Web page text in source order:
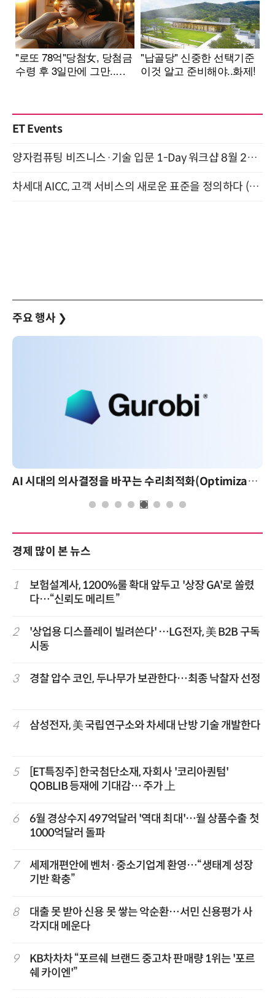
ET Events
양자컴퓨팅 비즈니스·기술 입문 1-Day 워크샵 8월 28일 개최
차세대 AICC, 고객 서비스의 새로운 표준을 정의하다 (9/9)
주요 행사 ❯
AI 시대의 의사결정을 바꾸는 수리최적화(Optimization): 실제 산업 적용 사례와 활용 전략
경제 많이 본 뉴스
1
보험설계사, 1200%룰 확대 앞두고 '상장 GA'로 쏠렸
다…“신뢰도 메리트”
2
'상업용 디스플레이 빌려쓴다' …LG전자, 美 B2B 구독
시동
3 경찰 압수 코인, 두나무가 보관한다…최종 낙찰자 선정
4 삼성전자, 美 국립연구소와 차세대 난방 기술 개발한다
5
[ET특징주] 한국첨단소재, 자회사 '코리아퀀텀'
QOBLIB 등재에 기대감… 주가 上
6
6월 경상수지 497억달러 '역대 최대'…월 상품수출 첫
1000억달러 돌파
7
세제개편안에 벤처·중소기업계 환영…“생태계 성장
기반 확충”
8
대출 못 받아 신용 못 쌓는 악순환…서민 신용평가 사
각지대 메운다
9
KB차차차 “포르쉐 브랜드 중고차 판매량 1위는 '포르
쉐 카이엔'”